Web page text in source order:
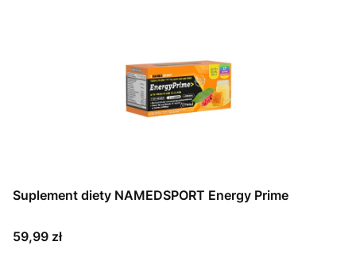
Suplement diety NAMEDSPORT Energy Prime
Cena
59,99 zł